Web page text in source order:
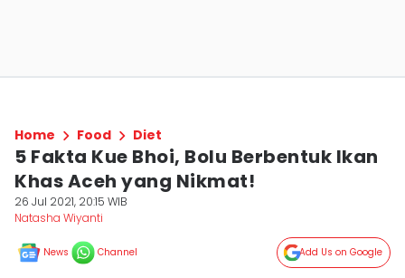
Home Food Diet
5 Fakta Kue Bhoi, Bolu Berbentuk Ikan
Khas Aceh yang Nikmat!
26 Jul 2021, 20:15 WIB
Natasha Wiyanti
News Channel Add Us on Google